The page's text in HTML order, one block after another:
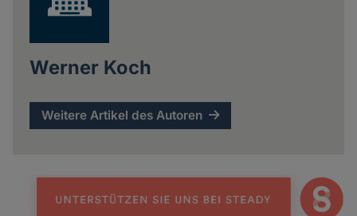
Werner Koch
Weitere Artikel des Autoren